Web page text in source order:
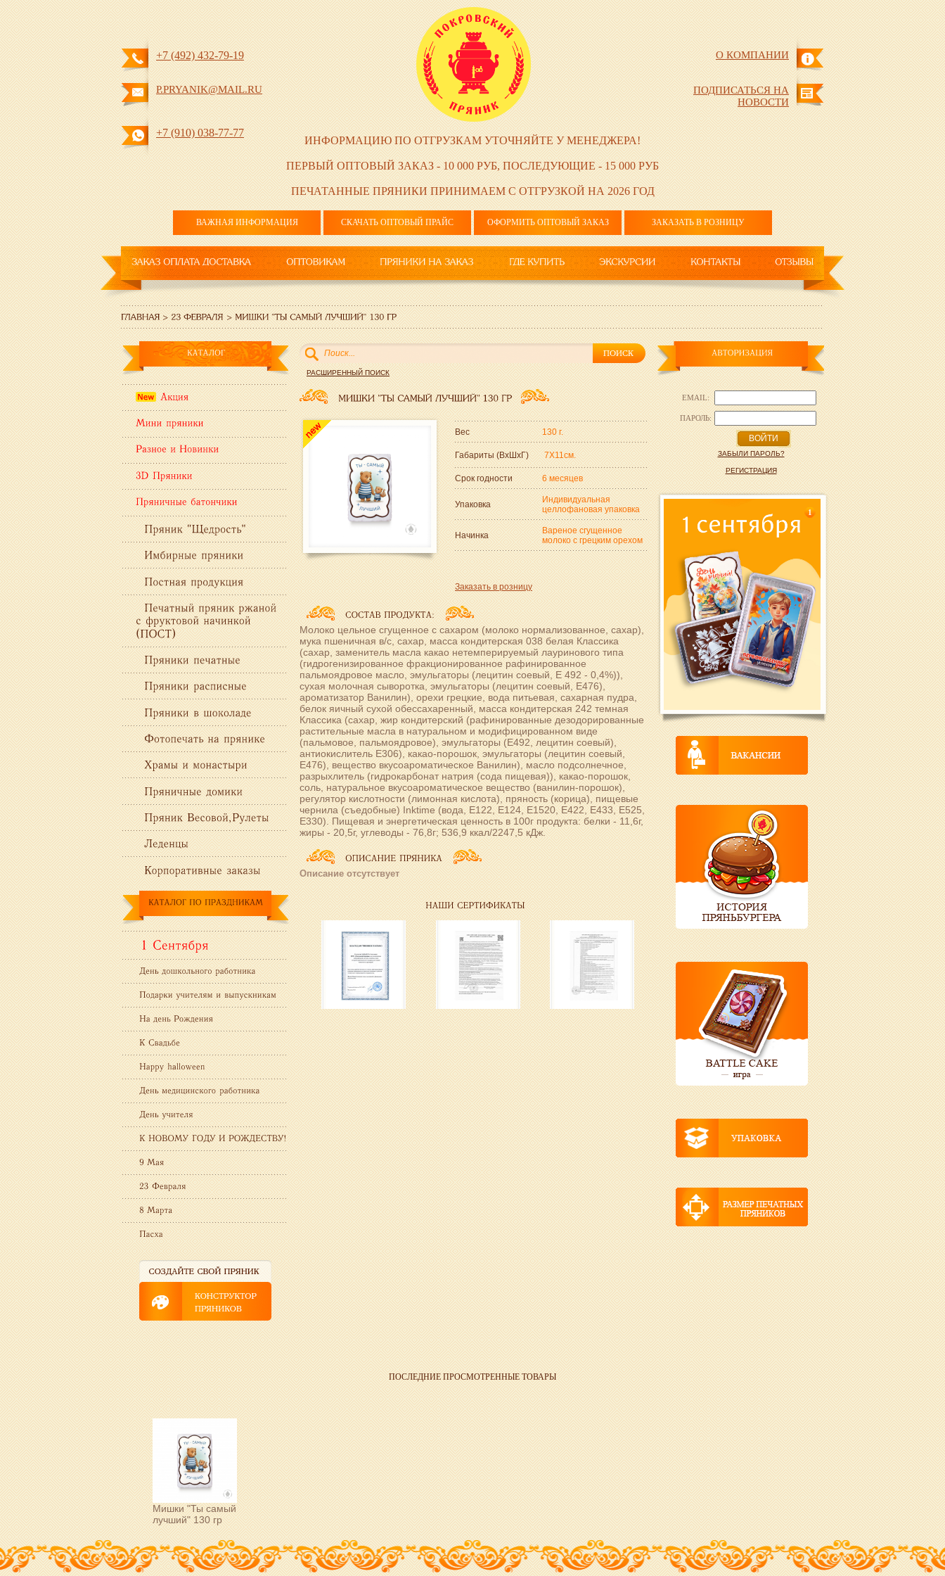
+7 (492) 432-79-19
P.PRYANIK@MAIL.RU
+7 (910) 038-77-77
О КОМПАНИИ
ПОДПИСАТЬСЯ НА
НОВОСТИ
ИНФОРМАЦИЮ ПО ОТГРУЗКАМ УТОЧНЯЙТЕ У МЕНЕДЖЕРА!
ПЕРВЫЙ ОПТОВЫЙ ЗАКАЗ - 10 000 РУБ, ПОСЛЕДУЮЩИЕ - 15 000 РУБ
ПЕЧАТАННЫЕ ПРЯНИКИ ПРИНИМАЕМ С ОТГРУЗКОЙ НА 2026 ГОД
ВАЖНАЯ ИНФОРМАЦИЯ СКАЧАТЬ ОПТОВЫЙ ПРАЙС ОФОРМИТЬ ОПТОВЫЙ ЗАКАЗ ЗАКАЗАТЬ В РОЗНИЦУ
РАСШИРЕННЫЙ ПОИСК
Вес 130 г.
Габариты (ВxШxГ) 7Х11см.
Срок годности 6 месяцев
Упаковка
Индивидуальная
целлофановая упаковка
Начинка
Вареное сгущенное
молоко с грецким орехом
Заказать в розницу
Молоко цельное сгущенное с сахаром (молоко нормализованное, сахар),
мука пшеничная в/с, сахар, масса кондитерская 038 белая Классика
(сахар, заменитель масла какао нетемперируемый лауринового типа
(гидрогенизированное фракционированное рафинированное
пальмоядровое масло, эмульгаторы (лецитин соевый, Е 492 - 0,4%)),
сухая молочная сыворотка, эмульгаторы (лецитин соевый, Е476),
ароматизатор Ванилин), орехи грецкие, вода питьевая, сахарная пудра,
белок яичный сухой обессахаренный, масса кондитерская 242 темная
Классика (сахар, жир кондитерский (рафинированные дезодорированные
растительные масла в натуральном и модифицированном виде
(пальмовое, пальмоядровое), эмульгаторы (Е492, лецитин соевый),
антиокислитель Е306), какао-порошок, эмульгаторы (лецитин соевый,
Е476), вещество вкусоароматическое Ванилин), масло подсолнечное,
разрыхлитель (гидрокарбонат натрия (сода пищевая)), какао-порошок,
соль, натуральное вкусоароматическое вещество (ванилин-порошок),
регулятор кислотности (лимонная кислота), пряность (корица), пищевые
чернила (съедобные) Inktime (вода, Е122, Е124, Е1520, Е422, Е433, Е525,
Е330). Пищевая и энергетическая ценность в 100г продукта: белки - 11,6г,
жиры - 20,5г, углеводы - 76,8г; 536,9 ккал/2247,5 кДж.
Описание отсутствует
EMAIL:
ПАРОЛЬ:
ВОЙТИ
ЗАБЫЛИ ПАРОЛЬ?
РЕГИСТРАЦИЯ
1
ПОСЛЕДНИЕ ПРОСМОТРЕННЫЕ ТОВАРЫ
Мишки "Ты самый
лучший" 130 гр